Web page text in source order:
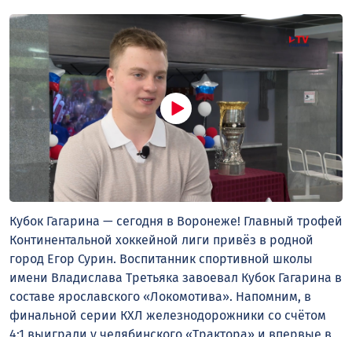
Кубок Гагарина — сегодня в Воронеже! Главный трофей
Континентальной хоккейной лиги привёз в родной
город Егор Сурин. Воспитанник спортивной школы
имени Владислава Третьяка завоевал Кубок Гагарина в
составе ярославского «Локомотива». Напомним, в
финальной серии КХЛ железнодорожники со счётом
4:1 выиграли у челябинского «Трактора» и впервые в